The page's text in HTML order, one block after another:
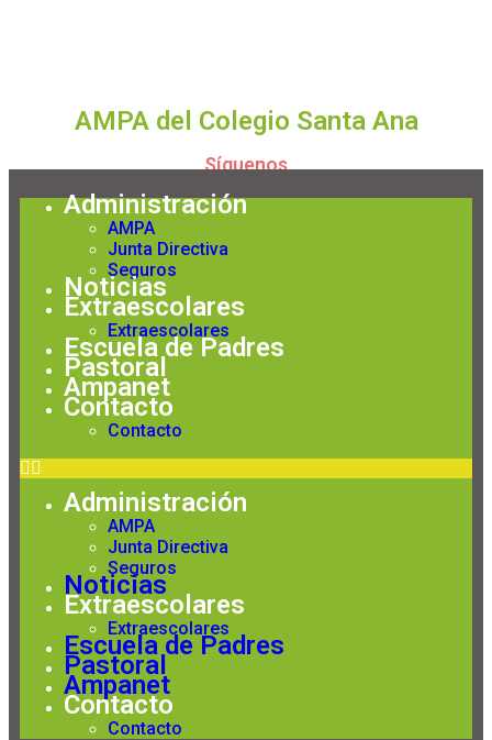
AMPA del Colegio Santa Ana
Síguenos
Administración
AMPA
Junta Directiva
Seguros
Noticias
Extraescolares
Extraescolares
Escuela de Padres
Pastoral
Ampanet
Contacto
Contacto
Administración
AMPA
Junta Directiva
Seguros
Noticias
Extraescolares
Extraescolares
Escuela de Padres
Pastoral
Ampanet
Contacto
Contacto